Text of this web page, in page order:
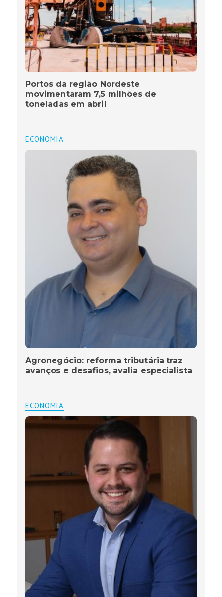
Portos da região Nordeste
movimentaram 7,5 milhões de
toneladas em abril
ECONOMIA
Agronegócio: reforma tributária traz
avanços e desafios, avalia especialista
ECONOMIA